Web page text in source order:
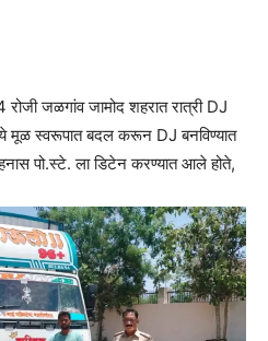
जळगांव जामोद शहरात रात्री DJ
स्वरूपात बदल करून DJ बनविण्यात
पो.स्टे. ला डिटेन करण्यात आले होते,